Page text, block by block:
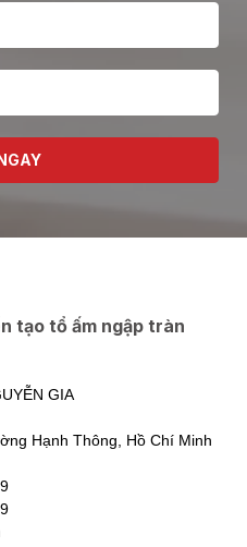
tạo tổ ấm ngập tràn
GIA
Hạnh Thông, Hồ Chí Minh